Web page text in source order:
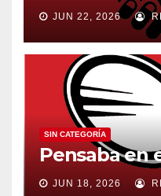
JUN 22, 2026
SIN CATEGORÍA
Pensaba en
JUN 18, 2026